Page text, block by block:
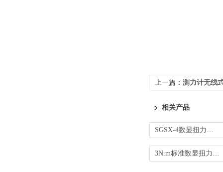
上一篇： 测力计无线
相关产品
SGSX-4数显扭力扳手_4N.m数字扭矩扳手厂家
3N.m标准数显扭力扳手,标准扭力数显扳手